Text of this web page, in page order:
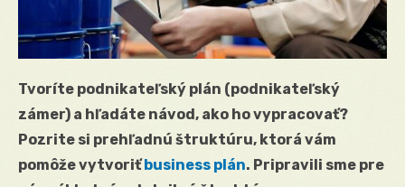
Tvoríte podnikateľský plán (podnikateľský
zámer) a hľadáte návod, ako ho vypracovať?
Pozrite si prehľadnú štruktúru, ktorá vám
pomôže vytvoriťbusiness plán. Pripravili sme pre